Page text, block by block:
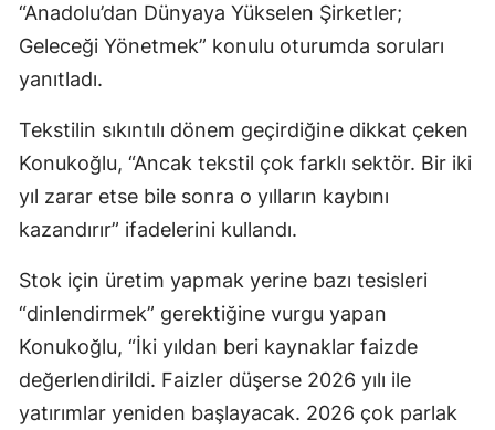
“Anadolu’dan Dünyaya Yükselen Şirketler;
Geleceği Yönetmek” konulu oturumda soruları
yanıtladı.
Tekstilin sıkıntılı dönem geçirdiğine dikkat çeken
Konukoğlu, “Ancak tekstil çok farklı sektör. Bir iki
yıl zarar etse bile sonra o yılların kaybını
kazandırır” ifadelerini kullandı.
Stok için üretim yapmak yerine bazı tesisleri
“dinlendirmek” gerektiğine vurgu yapan
Konukoğlu, “İki yıldan beri kaynaklar faizde
değerlendirildi. Faizler düşerse 2026 yılı ile
yatırımlar yeniden başlayacak. 2026 çok parlak